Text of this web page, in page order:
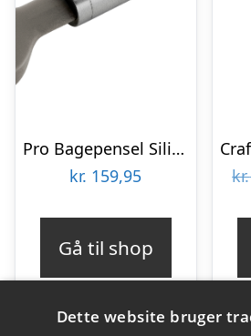
Pro Bagepensel Silikone 20 cm
kr. 159,95
Gå til shop
kr.
Dette website bruger